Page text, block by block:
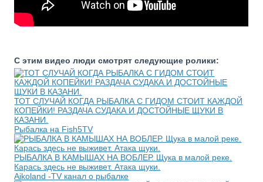
С этим видео люди смотрят следующие ролики:
ТОТ СЛУЧАЙ КОГДА РЫБАЛКА С ГИДОМ СТОИТ КАЖДОЙ
КОПЕЙКИ! РАЗДАЧА СУДАКА И ДОСТОЙНЫЕ ЩУКИ В
КАЗАНИ.
Рыбалка на Fish5TV
РЫБАЛКА В КАМЫШАХ НА ВОБЛЕР. Щука в малой реке.
Карась здесь не выживет. Атака щуки.
Aikoland -TV канал о рыбалке